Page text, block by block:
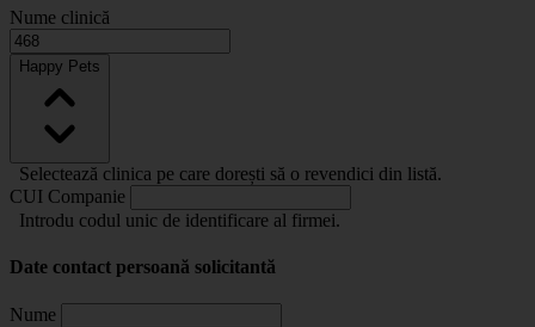
Nume clinică
Happy Pets
Selectează clinica pe care dorești să o revendici din listă.
CUI Companie
Introdu codul unic de identificare al firmei.
Date contact persoană solicitantă
Nume